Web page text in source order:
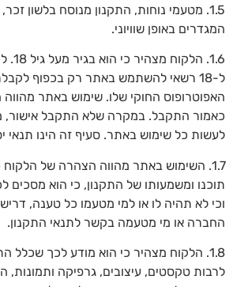
1.5. מטעמי נוחות, התקנון מנוסח בלשון
המגדרים באופן שוויוני.
1.6.
ל-18 רשאי להשתמש באתר רק בכפוף
האפוטרופוס החוקי שלו. שימוש באתר
כאמור התקבל. במקרה שלא התקבל אישור,
לעשות כל שימוש באתר. סעיף זה הינו תנאי
1.7. השימוש באתר מהווה הצהרה של הלקוח
תוכנו ומשמעותו של התקנון, כי הוא מסכים
וכי לא תהיה לו או למי מטעמו כל טענה,
החברה או מי מטעמה בקשר לתנאי התקנון.
1.8. הלקוח מצהיר כי הוא מודע לכך שכלל
לרבות טקסטים, עיצובים, גרפיקה ותמונות,